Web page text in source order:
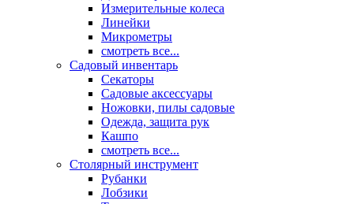
Измерительные колеса
Линейки
Микрометры
смотреть все...
Садовый инвентарь
Секаторы
Садовые аксессуары
Ножовки, пилы садовые
Одежда, защита рук
Кашпо
смотреть все...
Столярный инструмент
Рубанки
Лобзики